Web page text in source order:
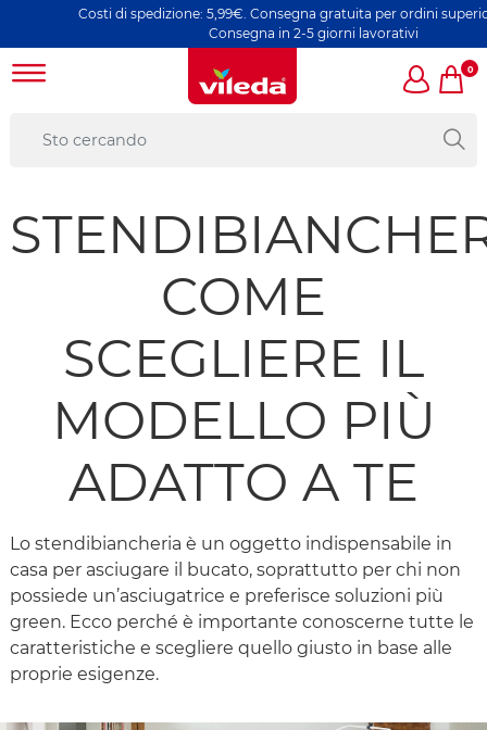
di spedizione: 5,99€. Consegna gratuita per ordini superiori a 49€ |
Consegna in 2-5 giorni lavorativi
0
COME
SCEGLIERE IL
MODELLO PIÙ
ADATTO A TE
Lo stendibiancheria è un oggetto indispensabile in
casa per asciugare il bucato, soprattutto per chi non
possiede un’asciugatrice e preferisce soluzioni più
green. Ecco perché è importante conoscerne tutte le
caratteristiche e scegliere quello giusto in base alle
proprie esigenze.